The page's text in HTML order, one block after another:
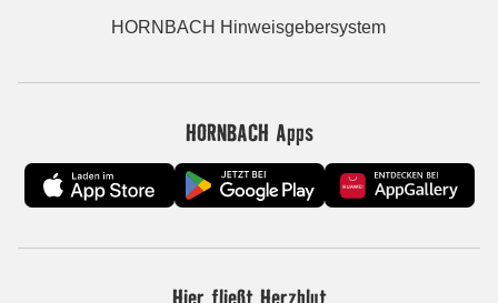
HORNBACH Hinweisgebersystem
HORNBACH Apps